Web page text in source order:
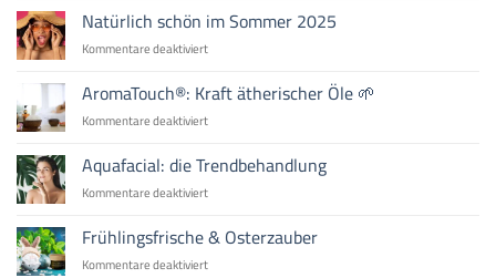
die
Wahl
INIKA
Baked
Blush
im
Test
Natürlich schön im Sommer 2025
Kommentare deaktiviertfür
schön
im
Sommer
AromaTouch®: Kraft ätherischer Öle 🌱
Kommentare deaktiviertfür
Kraft
ätherischer
Öle
Aquafacial: die Trendbehandlung
Kommentare deaktiviertfür
die
Trendbehandlung
Frühlingsfrische & Osterzauber
Kommentare deaktiviertfür